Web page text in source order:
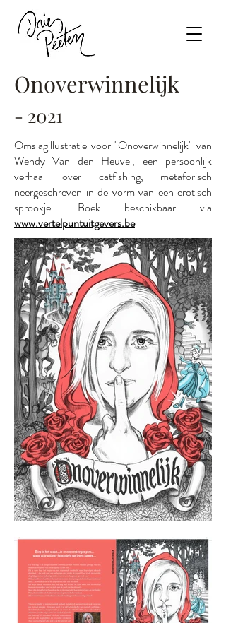
Onoverwinnelijk
- 2021
Omslagillustratie voor "Onoverwinnelijk" van
Wendy Van den Heuvel, een persoonlijk
verhaal over catfishing, metaforisch
neergeschreven in de vorm van een erotisch
sprookje. Boek beschikbaar via
www.vertelpuntuitgevers.be